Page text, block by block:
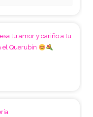
tu amor y cariño a tu
el Querubín